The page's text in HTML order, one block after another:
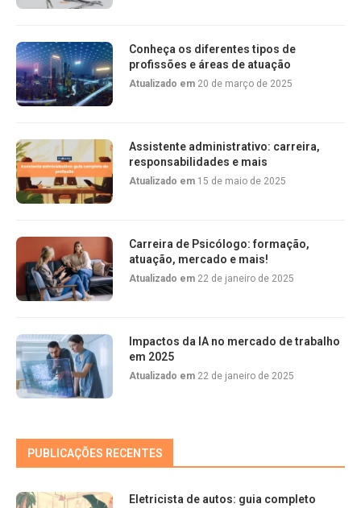
Conheça os diferentes tipos de
profissões e áreas de atuação
Atualizado em 20 de março de 2025
Assistente administrativo: carreira,
responsabilidades e mais
Atualizado em 15 de maio de 2025
Carreira de Psicólogo: formação,
atuação, mercado e mais!
Atualizado em 22 de janeiro de 2025
Impactos da IA no mercado de trabalho
em 2025
Atualizado em 22 de janeiro de 2025
PUBLICAÇÕES RECENTES
Eletricista de autos: guia completo